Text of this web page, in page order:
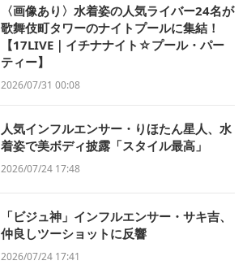
〈画像あり〉水着姿の人気ライバー24名が
歌舞伎町タワーのナイトプールに集結！
【17LIVE｜イチナナイト☆プール・パー
ティー】
2026/07/31 00:08
人気インフルエンサー・りほたん星人、水
着姿で美ボディ披露「スタイル最高」
2026/07/24 17:48
「ビジュ神」インフルエンサー・サキ吉、
仲良しツーショットに反響
2026/07/24 17:41